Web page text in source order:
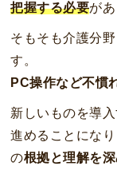
把握する必要があ
そもそも介護分
す。
PC操作など不慣
新しいものを導
進めることにな
の根拠と理解を